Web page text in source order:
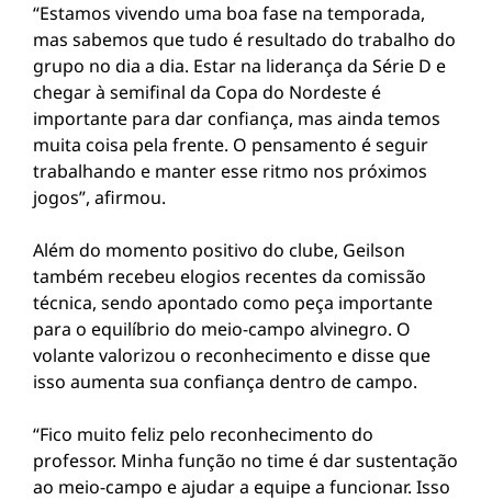
“Estamos vivendo uma boa fase na temporada,
mas sabemos que tudo é resultado do trabalho do
grupo no dia a dia. Estar na liderança da Série D e
chegar à semifinal da Copa do Nordeste é
importante para dar confiança, mas ainda temos
muita coisa pela frente. O pensamento é seguir
trabalhando e manter esse ritmo nos próximos
jogos”, afirmou.
Além do momento positivo do clube, Geilson
também recebeu elogios recentes da comissão
técnica, sendo apontado como peça importante
para o equilíbrio do meio-campo alvinegro. O
volante valorizou o reconhecimento e disse que
isso aumenta sua confiança dentro de campo.
“Fico muito feliz pelo reconhecimento do
professor. Minha função no time é dar sustentação
ao meio-campo e ajudar a equipe a funcionar. Isso